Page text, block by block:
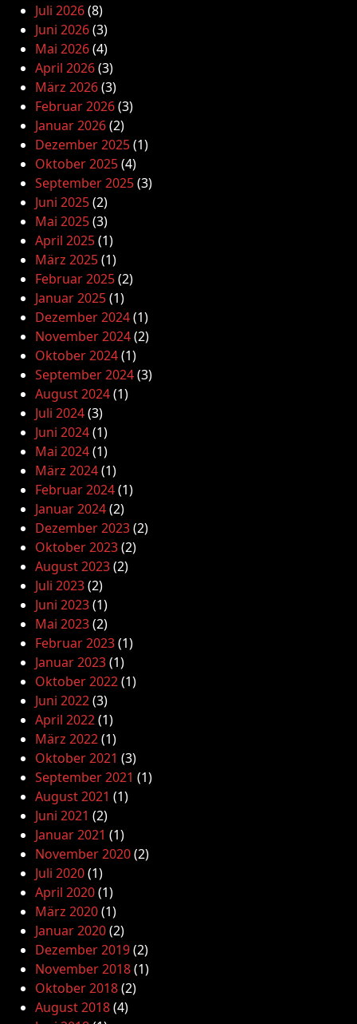
Juli 2026(8)
Juni 2026(3)
Mai 2026(4)
April 2026(3)
März 2026(3)
Februar 2026(3)
Januar 2026(2)
Dezember 2025(1)
Oktober 2025(4)
September 2025(3)
Juni 2025(2)
Mai 2025(3)
April 2025(1)
März 2025(1)
Februar 2025(2)
Januar 2025(1)
Dezember 2024(1)
November 2024(2)
Oktober 2024(1)
September 2024(3)
August 2024(1)
Juli 2024(3)
Juni 2024(1)
Mai 2024(1)
März 2024(1)
Februar 2024(1)
Januar 2024(2)
Dezember 2023(2)
Oktober 2023(2)
August 2023(2)
Juli 2023(2)
Juni 2023(1)
Mai 2023(2)
Februar 2023(1)
Januar 2023(1)
Oktober 2022(1)
Juni 2022(3)
April 2022(1)
März 2022(1)
Oktober 2021 (3)
September 2021 (1)
August 2021 (1)
Juni 2021 (2)
Januar 2021 (1)
November 2020(2)
Juli 2020(1)
April 2020(1)
März 2020(1)
Januar 2020(2)
Dezember 2019(2)
November 2018(1)
Oktober 2018(2)
August 2018(4)